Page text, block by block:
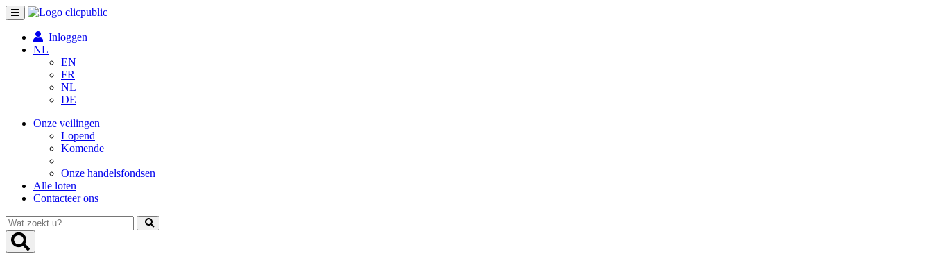
Toggle
navigation
Inloggen
NL
EN
FR
NL
DE
Onze veilingen
Lopend
Komende
Onze handelsfondsen
Alle loten
Contacteer ons
Wat
zoekt
u?